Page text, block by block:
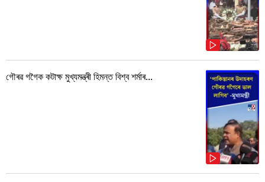
গৌৰৱ গগৈক কটাক্ষ মুখ্যমন্ত্ৰী হিমন্ত বিশ্ব শৰ্মাৰ...